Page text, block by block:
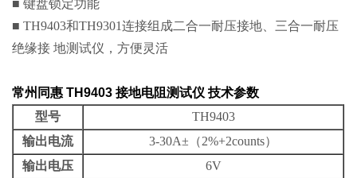
■ 键盘锁定功能
■ TH9403和TH9301连接组成二合一耐压接地、三合一耐压
绝缘接 地测试仪，方便灵活
常州同惠 TH9403 接地电阻测试仪 技术参数
型号
TH9403
输出电流
3-30A±（2%+2counts）
输出电压
6V